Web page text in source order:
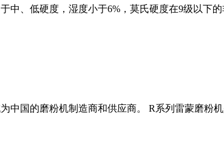
中、低硬度，湿度小于6%，莫氏硬度在9级以下
中国的磨粉机制造商和供应商。 R系列雷蒙磨粉